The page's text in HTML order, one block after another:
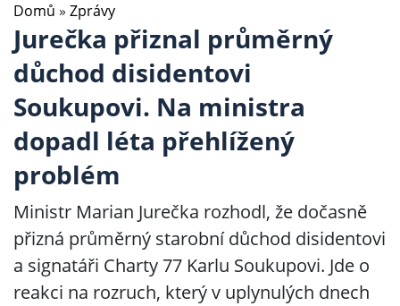
Domů » Zprávy
Jurečka přiznal průměrný
důchod disidentovi
Soukupovi. Na ministra
dopadl léta přehlížený
problém
Ministr Marian Jurečka rozhodl, že dočasně
přizná průměrný starobní důchod disidentovi
a signatáři Charty 77 Karlu Soukupovi. Jde o
reakci na rozruch, který v uplynulých dnech